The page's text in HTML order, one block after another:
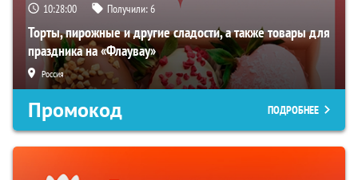
10:27:59 Получили:6
Торты, пирожные и другие сладости, а также товары для
праздника на «Флаувау»
Россия
Промокод ПОДРОБНЕЕ